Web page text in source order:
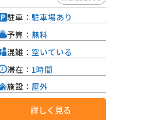
駐車： 駐車場あり
予算： 無料
混雑： 空いている
滞在： 1時間
施設： 屋外
詳しく見る